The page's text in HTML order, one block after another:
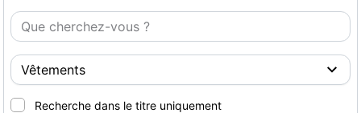
Recherche dans le titre uniquement